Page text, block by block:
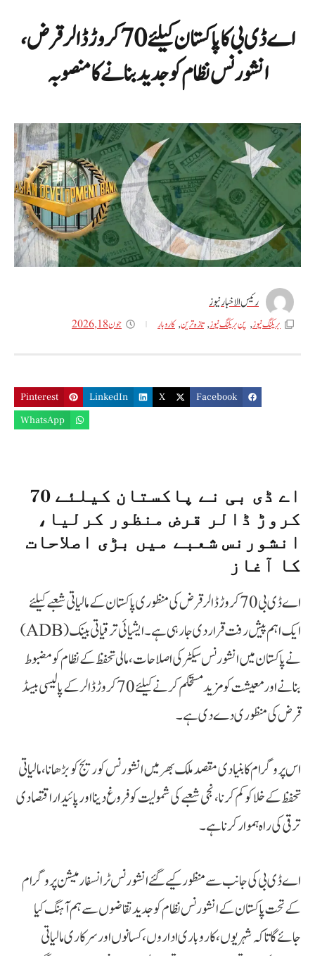
اے ڈی بی کا پاکستان کیلئے 70 کروڑ ڈالر قرض،
انشورنس نظام کو جدید بنانے کا منصوبہ
رئیس الاخبار نیوز
بریکنگ نیوز, پن بریکنگ نیوز,تازه ترین,کاروبار جون 18, 2026
Facebook
X
LinkedIn
Pinterest
WhatsApp
اے ڈی بی نے پاکستان کیلئے 70
کروڑ ڈالر قرض منظور کرلیا،
انشورنس شعبے میں بڑی اصلاحات
کا آغاز
اے ڈی بی 70 کروڑ ڈالر قرض کی منظوری پاکستان کے مالیاتی شعبے کیلئے
ایک اہم پیش رفت قرار دی جا رہی ہے۔ ایشیائی ترقیاتی بینک (ADB)
نے پاکستان میں انشورنس سیکٹر کی اصلاحات، مالی تحفظ کے نظام کو مضبوط
بنانے اور معیشت کو مزید مستحکم کرنے کیلئے 70 کروڑ ڈالر کے پالیسی بیسڈ
قرض کی منظوری دے دی ہے۔
اس پروگرام کا بنیادی مقصد ملک بھر میں انشورنس کوریج کو بڑھانا، مالیاتی
تحفظ کے خلا کو کم کرنا، نجی شعبے کی شمولیت کو فروغ دینا اور پائیدار اقتصادی
ترقی کی راہ ہموار کرنا ہے۔
اے ڈی بی کی جانب سے منظور کیے گئے انشورنس ٹرانسفارمیشن پروگرام
کے تحت پاکستان کے انشورنس نظام کو جدید تقاضوں سے ہم آہنگ کیا
جائے گا تاکہ شہریوں، کاروباری اداروں، کسانوں اور سرکاری مالیاتی